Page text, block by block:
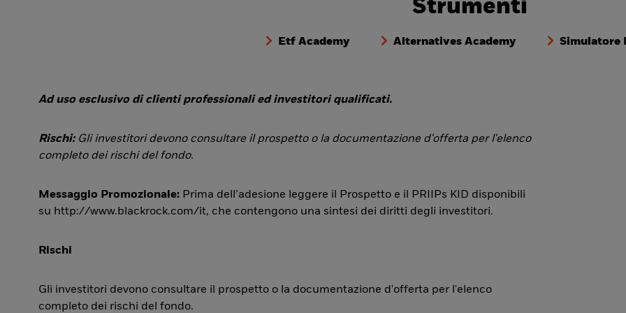
Strumenti
Etf Academy Alternatives Academy Simulatore
Ad uso esclusivo di clienti professionali ed investitori qualificati.
Rischi: Gli investitori devono consultare il prospetto o la documentazione d'offerta per l'elenco
completo dei rischi del fondo.
Messaggio Promozionale: Prima dell’adesione leggere il Prospetto e il PRIIPs KID disponibili
su http://www.blackrock.com/it, che contengono una sintesi dei diritti degli investitori.
Rischi
Gli investitori devono consultare il prospetto o la documentazione d'offerta per l'elenco
completo dei rischi del fondo.